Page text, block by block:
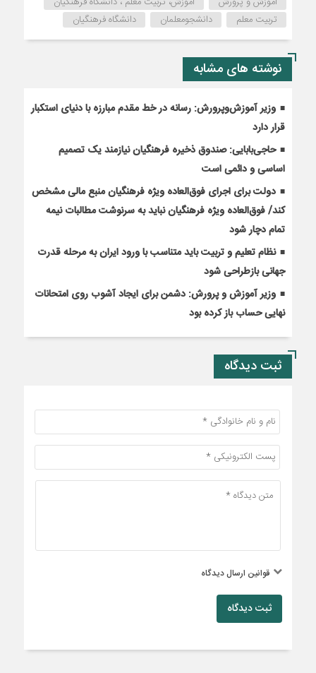
تربیت معلم
دانشجومعلمان دانشگاه فرهنگیان
نوشته های مشابه
وزیر آموزش‌وپرورش: رسانه در خط مقدم مبارزه با دنیای استکبار
قرار دارد
حاجی‌بابایی: صندوق ذخیره فرهنگیان نیازمند یک تصمیم
اساسی و دائمی است
دولت برای اجرای فوق‌العاده ویژه فرهنگیان منبع مالی مشخص
کند/ فوق‌العاده ویژه فرهنگیان نباید به سرنوشت مطالبات نیمه‌
تمام دچار شود
نظام تعلیم و تربیت باید متناسب با ورود ایران به مرحله قدرت
جهانی بازطراحی شود
وزیر آموزش و پرورش: دشمن برای ایجاد آشوب روی امتحانات
نهایی حساب باز کرده بود
ثبت دیدگاه
قوانین ارسال دیدگاه
ثبت دیدگاه